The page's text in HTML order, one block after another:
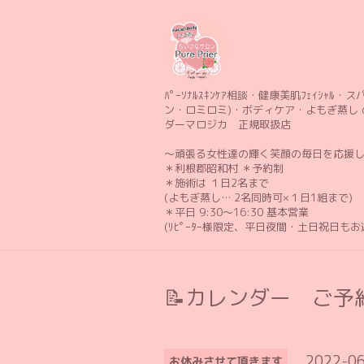
ﾊﾟｰｿﾅﾙｽｷﾝｹｱ相談・健康美肌ﾌｪｲｼｬﾙ・ス
ン・ロミロミ)・ボディケア・よもぎ蒸し
ダーマロジカ 正規取扱店
〜頑張る女性達の輝く笑顔の毎日を応援
＊利根郡昭和村 ＊予約制
＊施術は １日2名まで
(よもぎ蒸し… 2名同時可×１日1組まで)
＊平日 9:30〜16:30 基本営業
(ﾘﾋﾟｰﾀｰ様限定、平日夜間・土日祝日も
📝カレンダー ご予